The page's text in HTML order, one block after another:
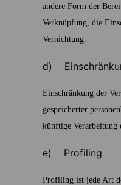
andere Form der
Verknüpfung, die
Vernichtung.
d)
Einschränkung der
gespeicherter
künftige Verarbeitung
e) Profiling
Profiling ist jede Art